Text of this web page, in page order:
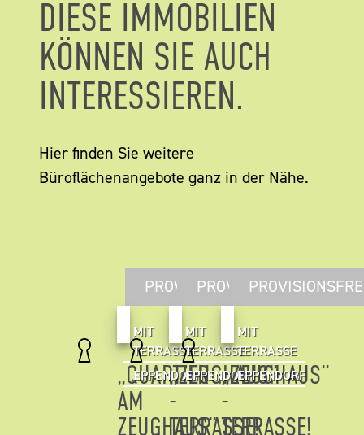
DIESE IMMOBILIEN
KÖNNEN SIE AUCH
INTERESSIEREN.
Hier finden Sie weitere
Büroflächenangebote ganz in der Nähe.
PROVISIONSFREI
MIT
TERRASSE
EPPENDORF
„QUARTIER
AM
ZEUGHAUS”
PROVISIONSFREI
MIT
TERRASSE
EPPENDORF
„ZEUGHAUS”
-
TERRASSE!
MIT
TERRASSE
EPPENDORF
„ZEUGHAUS”
-
TERRASSE!